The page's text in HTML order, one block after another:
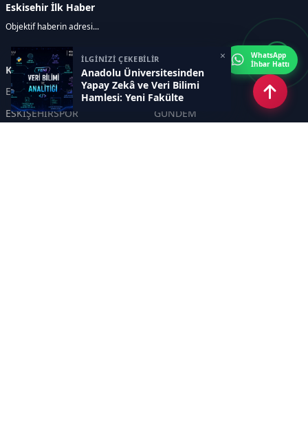
İLGİNİZİ ÇEKEBİLİR
Anadolu Üniversitesinden
Yapay Zekâ ve Veri Bilimi
Hamlesi: Yeni Fakülte
Kapılarını Açıyor
×
Eskisehir İlk Haber
Objektif haberin adresi...
Kategoriler
ESKİŞEHİR
GENEL
ESKİŞEHİRSPOR
GÜNDEM
WhatsApp
İhbar Hattı